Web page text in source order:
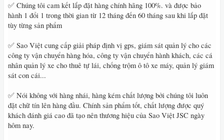
✅ Chúng tôi cam kết lắp đặt hàng chính hãng 100%. và được bảo
hành 1 đổi 1 trong thời gian từ 12 tháng đến 60 tháng sau khi lắp đặt
tùy từng sản phẩm
✅ Sao Việt cung cấp giải pháp định vị gps, giám sát quản lý cho các
công ty vận chuyển hàng hóa, công ty vận chuyển hành khách, các cá
nhân quản lý xe cho thuê tự lái, chống trộm ô tô xe máy, quản lý giám
sát con cái...
✅ Nói không với hàng nhái, hàng kém chất lượng bởi chúng tôi luôn
đặt chữ tín lên hàng đầu. Chính sản phẩm tốt, chất lượng được quý
khách đánh giá cao đã tạo nên thương hiệu của Sao Việt JSC ngày
hôm nay.